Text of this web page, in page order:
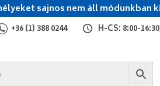
sajnos nem áll módunkban
+36 (1) 388 0244 H-CS: 8:00-